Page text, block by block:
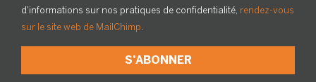
d'informations sur nos pratiques de confidentialité, rendez-vous
sur le site web de MailChimp.